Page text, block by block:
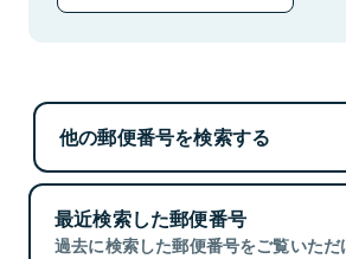
他の郵便番号を検索する
最近検索した郵便番号
過去に検索した郵便番号をご覧いただ